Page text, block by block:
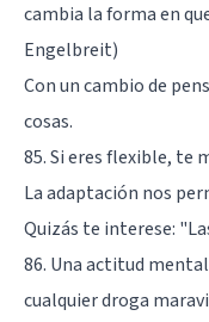
cambia la forma en
Engelbreit)
Con un cambio de
cosas.
85. Si eres flexible, te
La adaptación nos
Quizás te interese:
86. Una actitud
cualquier droga